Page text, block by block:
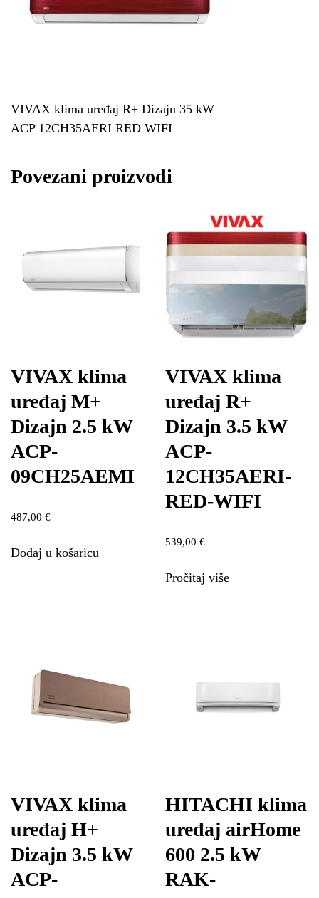
VIVAX klima uređaj R+ Dizajn 35 kW
ACP 12CH35AERI RED WIFI
Povezani proizvodi
VIVAX klima
uređaj M+
Dizajn 2.5 kW
ACP-
09CH25AEMI
487,00 €
Dodaj u košaricu
VIVAX klima
uređaj R+
Dizajn 3.5 kW
ACP-
12CH35AERI-
RED-WIFI
539,00€
Pročitaj više
VIVAX klima
uređaj H+
Dizajn 3.5 kW
ACP-
HITACHI klima
uređaj airHome
600 2.5 kW
RAK-